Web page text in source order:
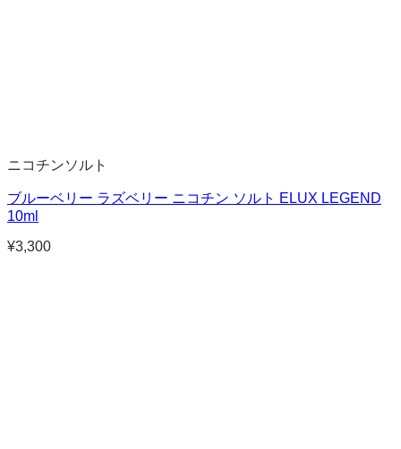
ニコチンソルト
ブルーベリー ラズベリー ニコチン ソルト ELUX LEGEND
10ml
¥3,300